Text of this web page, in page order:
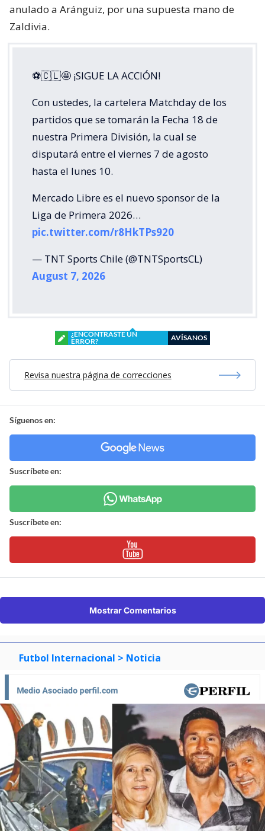
anulado a Aránguiz, por una supuesta mano de
Zaldivia.
⚽🇨🇱🤩 ¡SIGUE LA ACCIÓN!
Con ustedes, la cartelera Matchday de los
partidos que se tomarán la Fecha 18 de
nuestra Primera División, la cual se
disputará entre el viernes 7 de agosto
hasta el lunes 10.
Mercado Libre es el nuevo sponsor de la
Liga de Primera 2026…
pic.twitter.com/r8HkTPs920
— TNT Sports Chile (@TNTSportsCL)
August 7, 2026
¿ENCONTRASTE UN
ERROR?
AVÍSANOS
Revisa nuestra página de correcciones
Síguenos en:
Suscríbete en:
Suscríbete en:
Mostrar Comentarios
Futbol Internacional > Noticia